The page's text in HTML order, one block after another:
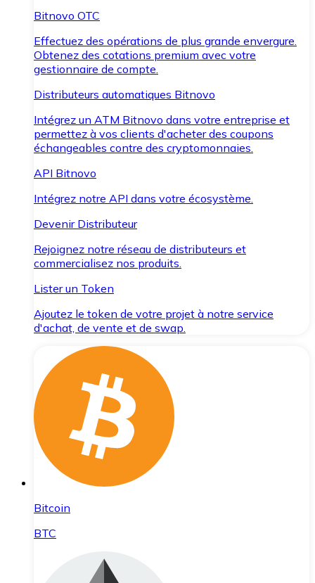
Bitnovo OTC
Effectuez des opérations de plus grande envergure.
Obtenez des cotations premium avec votre
gestionnaire de compte.
Distributeurs automatiques Bitnovo
Intégrez un ATM Bitnovo dans votre entreprise et
permettez à vos clients d'acheter des coupons
échangeables contre des cryptomonnaies.
API Bitnovo
Intégrez notre API dans votre écosystème.
Devenir Distributeur
Rejoignez notre réseau de distributeurs et
commercialisez nos produits.
Lister un Token
Ajoutez le token de votre projet à notre service
d'achat, de vente et de swap.
Bitcoin
BTC